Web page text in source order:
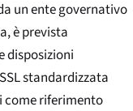
un ente governativo
è prevista
disposizioni
standardizzata
come riferimento